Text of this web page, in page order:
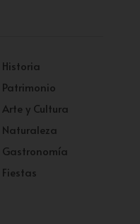
Historia
Patrimonio
Arte y Cultura
Naturaleza
Gastronomía
Fiestas